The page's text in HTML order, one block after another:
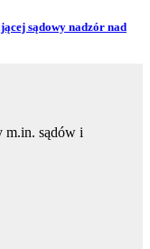
sądowy nadzór nad
m.in. sądów i